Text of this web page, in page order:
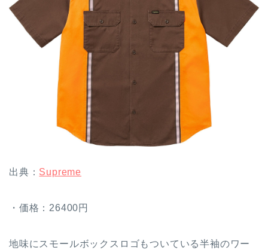
出典： Supreme
・価格：26400円
地味にスモールボックスロゴもついている半袖のワー